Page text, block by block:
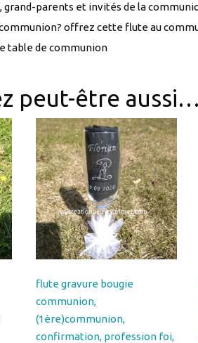
grand-parents et invités de la
offrez cette flute au
table de communion
peut-être aussi…
flute gravure bougie
communion,
(1ère)communion,
confirmation, profession foi,